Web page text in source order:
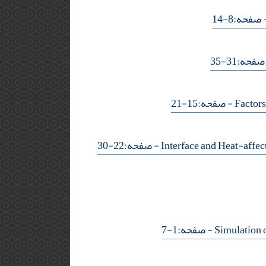
14
35
- صفحه:15-21
- صفحه:22-30
- صفحه:1-7